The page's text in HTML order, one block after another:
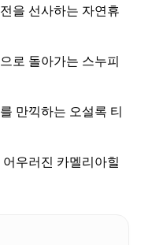
을 선사하는 자연휴
로 돌아가는 스누피
만끽하는 오설록 티
우러진 카멜리아힐